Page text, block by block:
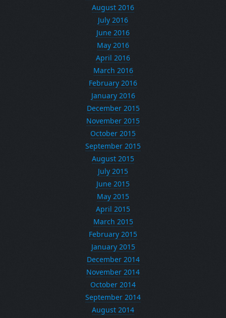
August 2016
July 2016
June 2016
May 2016
April 2016
March 2016
February 2016
January 2016
December 2015
November 2015
October 2015
September 2015
August 2015
July 2015
June 2015
May 2015
April 2015
March 2015
February 2015
January 2015
December 2014
November 2014
October 2014
September 2014
August 2014